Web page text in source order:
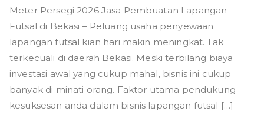
Meter Persegi 2026 Jasa Pembuatan Lapangan
Futsal di Bekasi – Peluang usaha penyewaan
lapangan futsal kian hari makin meningkat. Tak
terkecuali di daerah Bekasi. Meski terbilang biaya
investasi awal yang cukup mahal, bisnis ini cukup
banyak di minati orang. Faktor utama pendukung
kesuksesan anda dalam bisnis lapangan futsal […]